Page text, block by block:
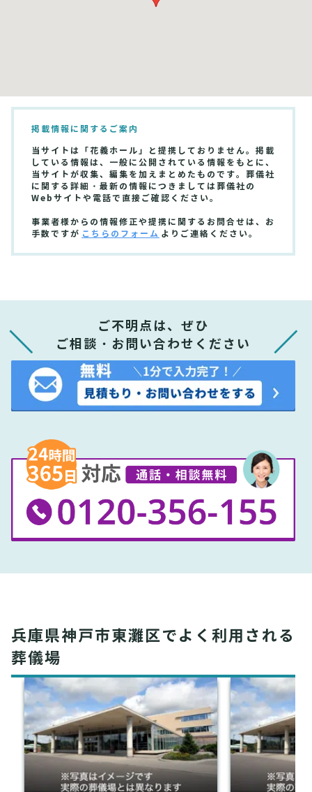
掲載情報に関するご案内
当サイトは「花義ホール」と提携しておりません。掲載
している情報は、一般に公開されている情報をもとに、
当サイトが収集、編集を加えまとめたものです。葬儀社
に関する詳細・最新の情報につきましては葬儀社の
Webサイトや電話で直接ご確認ください。
事業者様からの情報修正や提携に関するお問合せは、お
手数ですが こちらのフォーム よりご連絡ください。
ご不明点は、ぜひ
ご相談・お問い合わせください
兵庫県神戸市東灘区でよく利用される
葬儀場